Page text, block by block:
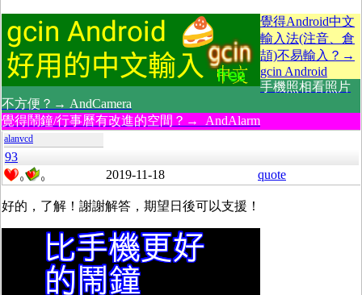
覺得Android中文
輸入法(注音、倉
頡)不易輸入？→
gcin Android
手機照相看照片
不方便？→ AndCamera
覺得鬧鐘/行事曆有改進的空間？→ AndAlarm
alanvcd
93
0 0 2019-11-18 quote
好的，了解！謝謝解答，期望日後可以支援！